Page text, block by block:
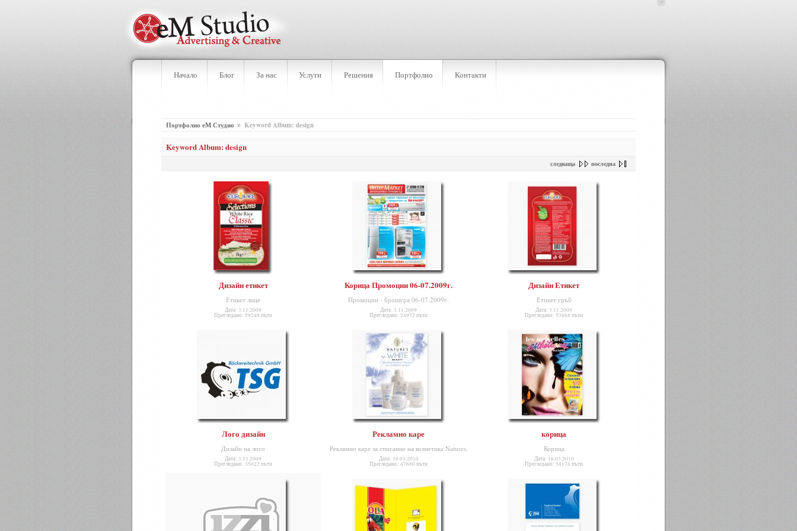
Начало Блог За нас Услуги Решения Портфолио Контакти
Портфолио еМ Студио Keyword Album: design
Keyword Album: design
следваща последна
Дизайн етикет
Етикет лице
Дата: 3.11.2009
Прегледано: 59249 пъти
Корица Промоции 06-07.2009г.
Промоции - брошура 06-07.2009г.
Дата: 3.11.2009
Прегледано: 24972 пъти
Дизайн Етикет
Етикет гръб
Дата: 3.11.2009
Прегледано: 53668 пъти
Лого дизайн
Дизайн на лого
Дата: 3.11.2009
Прегледано: 35022 пъти
Рекламно каре
Рекламно каре за списание на козметика Natures.
Дата: 16.03.2010
Прегледано: 47680 пъти
корица
Корица
Дата: 16.03.2010
Прегледано: 34174 пъти